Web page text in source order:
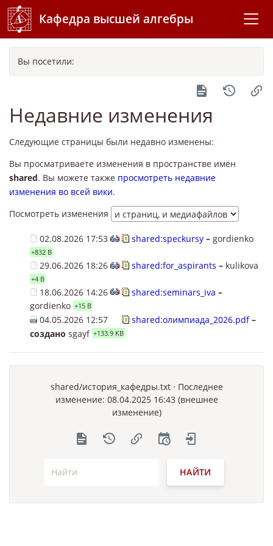
Кафедра высшей алгебры
Вы посетили:
Недавние изменения
Следующие страницы были недавно изменены:
Вы просматриваете изменения в пространстве имён
shared. Вы можете также просмотреть недавние
изменения во всей вики.
Посмотреть изменения
02.08.2026 17:53 shared:speckursy –gordienko
+832 B
29.06.2026 18:26 shared:for_aspirants – kulikova
+4 B
18.06.2026 14:26 shared:seminars_iva –
gordienko +15 B
04.05.2026 12:57 shared:олимпиада_2026.pdf –
создано sgayf +133.9 KB
shared/история_кафедры.txt· Последнее
изменение: 08.04.2025 16:43 (внешнее
изменение)
НАЙТИ